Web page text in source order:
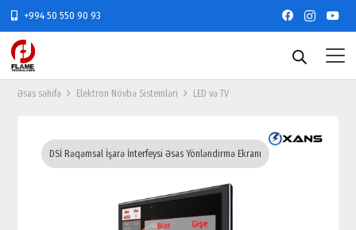
+994 50 550 90 93
Əsas səhifə Elektron Növbə Sistemləri LED və TV
DSİ Rəqəmsal İşarə İnterfeysi Əsas Yönləndirmə Ekranı